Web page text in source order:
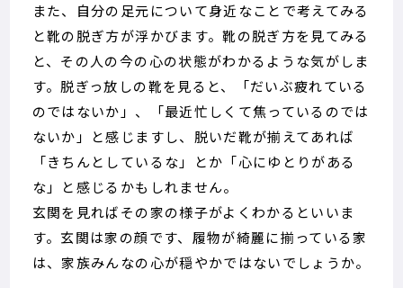
また、自分の足元について身近なことで考えてみる
と靴の脱ぎ方が浮かびます。靴の脱ぎ方を見てみる
と、その人の今の心の状態がわかるような気がしま
す。脱ぎっ放しの靴を見ると、「だいぶ疲れている
のではないか」、「最近忙しくて焦っているのでは
ないか」と感じますし、脱いだ靴が揃えてあれば
「きちんとしているな」とか「心にゆとりがある
な」と感じるかもしれません。
玄関を見ればその家の様子がよくわかるといいま
す。玄関は家の顔です、履物が綺麗に揃っている家
は、家族みんなの心が穏やかではないでしょうか。